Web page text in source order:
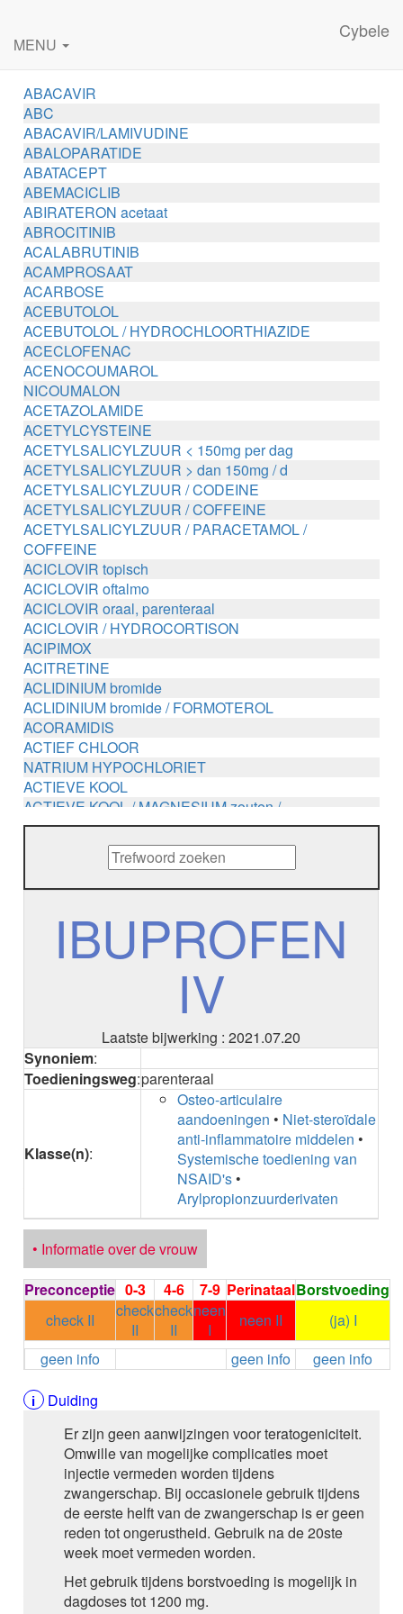
Cybele
MENU
ABACAVIR
ABC
ABACAVIR/LAMIVUDINE
ABALOPARATIDE
ABATACEPT
ABEMACICLIB
ABIRATERON acetaat
ABROCITINIB
ACALABRUTINIB
ACAMPROSAAT
ACARBOSE
ACEBUTOLOL
ACEBUTOLOL / HYDROCHLOORTHIAZIDE
ACECLOFENAC
ACENOCOUMAROL
NICOUMALON
ACETAZOLAMIDE
ACETYLCYSTEINE
ACETYLSALICYLZUUR < 150mg per dag
ACETYLSALICYLZUUR > dan 150mg / d
ACETYLSALICYLZUUR / CODEINE
ACETYLSALICYLZUUR / COFFEINE
ACETYLSALICYLZUUR / PARACETAMOL /
COFFEINE
ACICLOVIR topisch
ACICLOVIR oftalmo
ACICLOVIR oraal, parenteraal
ACICLOVIR / HYDROCORTISON
ACIPIMOX
ACITRETINE
ACLIDINIUM bromide
ACLIDINIUM bromide / FORMOTEROL
ACORAMIDIS
ACTIEF CHLOOR
NATRIUM HYPOCHLORIET
ACTIEVE KOOL
ACTIEVE KOOL / MAGNESIUM zouten /
METHENAMINE
ADALIMUMAB
ADAPALEEN
ADAPALEEN / BENZOYLPEROXIDE
ADENOSINE
AESCINE
AESCINE+DIETHYLAMINE salicylaat
AFLIBERCEPT parenteraal
AGALSIDASE alfa
AGALSIDASE bèta
AGOMELATINE
ALBUTREPENONACOG ALFA
Stollingsfactor IX; Factor IX
ALCOHOL
ALEMTUZUMAB
ALENDRONAAT
ALENDRONAAT / VITAMINE D3 / CACO3
ALFA-1-PROTEINASEREMMER humaan
ALFENTANYL HCl
ALFUZOSINE
ALGELDRAAT
ALGINAAT Na / BICARBONAAT Na
CARBONAAT
ALGINEZUUR
ALGLUCOSIDASE alfa
ALIROCUMAB
ALITRETINOINE
ALIZAPRIDE
ALLOPURINOL
ALMOTRIPTAN
ALOGLIPTINE benzoaat
IBUPROFEN
IV
Laatste bijwerking : 2021.07.20
Synoniem:
Toedieningsweg:parenteraal
Klasse(n):
Osteo-articulaire
aandoeningen • Niet-steroïdale
anti-inflammatoire middelen •
Systemische toediening van
NSAID's •
Arylpropionzuurderivaten
• Informatie over de vrouw
Preconceptie 0-3 4-6 7-9 PerinataalBorstvoeding
check II
check
II
check
II
neen
I
neen II
(ja) I
geen info
geen info
geen info
Duiding
Er zijn geen aanwijzingen voor teratogeniciteit.
Omwille van mogelijke complicaties moet
injectie vermeden worden tijdens
zwangerschap. Bij occasionele gebruik tijdens
de eerste helft van de zwangerschap is er geen
reden tot ongerustheid. Gebruik na de 20ste
week moet vermeden worden.
Het gebruik tijdens borstvoeding is mogelijk in
dagdoses tot 1200 mg.